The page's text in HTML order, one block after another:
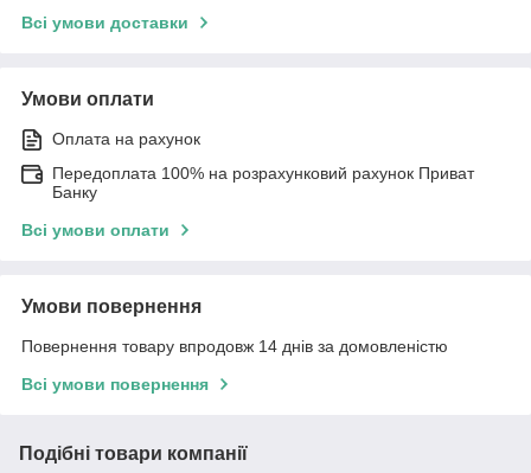
Всі умови доставки
Умови оплати
Оплата на рахунок
Передоплата 100% на розрахунковий рахунок Приват
Банку
Всі умови оплати
Умови повернення
Повернення товару впродовж 14 днів за домовленістю
Всі умови повернення
Подібні товари компанії